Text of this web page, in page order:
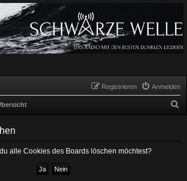
Liedern
Anmelden
Registrieren
alle Cookies des Boards löschen möchtest?